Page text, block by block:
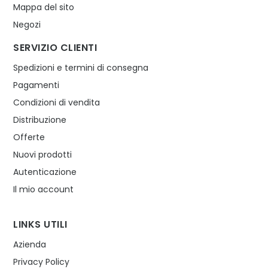
Mappa del sito
Negozi
SERVIZIO CLIENTI
Spedizioni e termini di consegna
Pagamenti
Condizioni di vendita
Distribuzione
Offerte
Nuovi prodotti
Autenticazione
Il mio account
LINKS UTILI
Azienda
Privacy Policy